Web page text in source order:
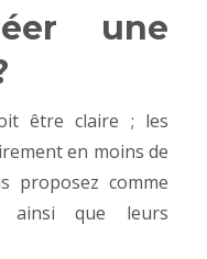
une
être claire ; les
en moins de
proposez comme
ainsi que leurs